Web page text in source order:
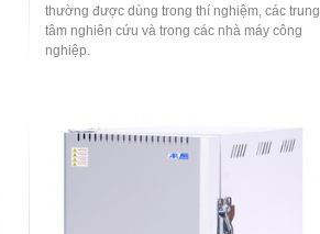
thường được dùng trong thí nghiệm, các trung
tâm nghiên cứu và trong các nhà máy công
nghiệp.